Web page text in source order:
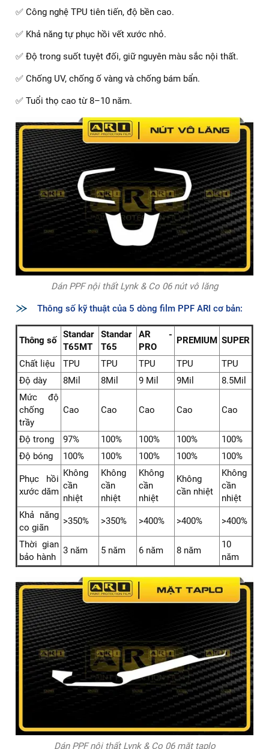
✅ Công nghệ TPU tiên tiến, độ bền cao.
✅ Khả năng tự phục hồi vết xước nhỏ.
✅ Độ trong suốt tuyệt đối, giữ nguyên màu sắc nội thất.
✅ Chống UV, chống ố vàng và chống bám bẩn.
✅ Tuổi thọ cao từ 8–10 năm.
Dán PPF nội thất Lynk & Co 06 nút vô lăng
Thông số kỹ thuật của 5 dòng film PPF ARI cơ bản:
Thông số
Standar
T65MT
Standar
T65
AR -
PRO
PREMIUM SUPER
Chất liệu TPU TPU TPU TPU
TPU
Độ dày
8Mil 8Mil 9 Mil 9Mil
8.5Mil
Mức độ
chống
trầy
Cao Cao Cao Cao Cao
Độ trong 97% 100% 100% 100%
100%
Độ bóng
100% 100% 100% 100% 100%
Phục hồi
xước dăm
Không
cần
nhiệt
Không
cần
nhiệt
Không
cần
nhiệt
Không
cần nhiệt
Không
cần
nhiệt
Khả năng
co giãn
>350% >350% >400% >400% >400%
Thời gian
bảo hành
3 năm 5 năm 6 năm 8 năm
10
năm
Dán PPF nội thất Lynk & Co 06 mặt taplo